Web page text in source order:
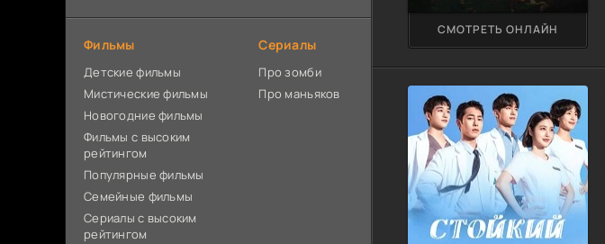
СМОТРЕТЬ ОНЛАЙН
Фильмы
Детские фильмы
Мистические фильмы
Новогодние фильмы
Фильмы с высоким
рейтингом
Популярные фильмы
Семейные фильмы
Сериалы с высоким
рейтингом
Сериалы
Про зомби
Про маньяков